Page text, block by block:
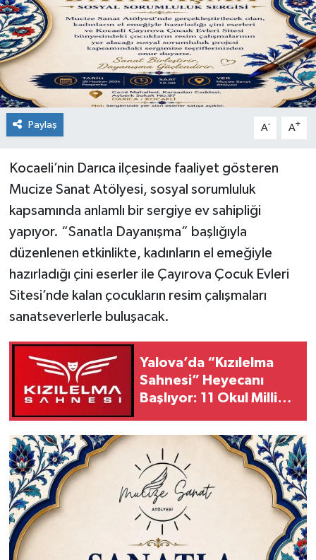
Paylaş A- A+
Kocaeli’nin Darıca ilçesinde faaliyet gösteren
Mucize Sanat Atölyesi, sosyal sorumluluk
kapsamında anlamlı bir sergiye ev sahipliği
yapıyor. “Sanatla Dayanışma” başlığıyla
düzenlenen etkinlikte, kadınların el emeğiyle
hazırladığı çini eserler ile Çayırova Çocuk Evleri
Sitesi’nde kalan çocukların resim çalışmaları
sanatseverlerle buluşacak.
Yalova’da “Kızılelma
Sahnesi” Heyecanı
Başlıyor: 11 Okul Milli